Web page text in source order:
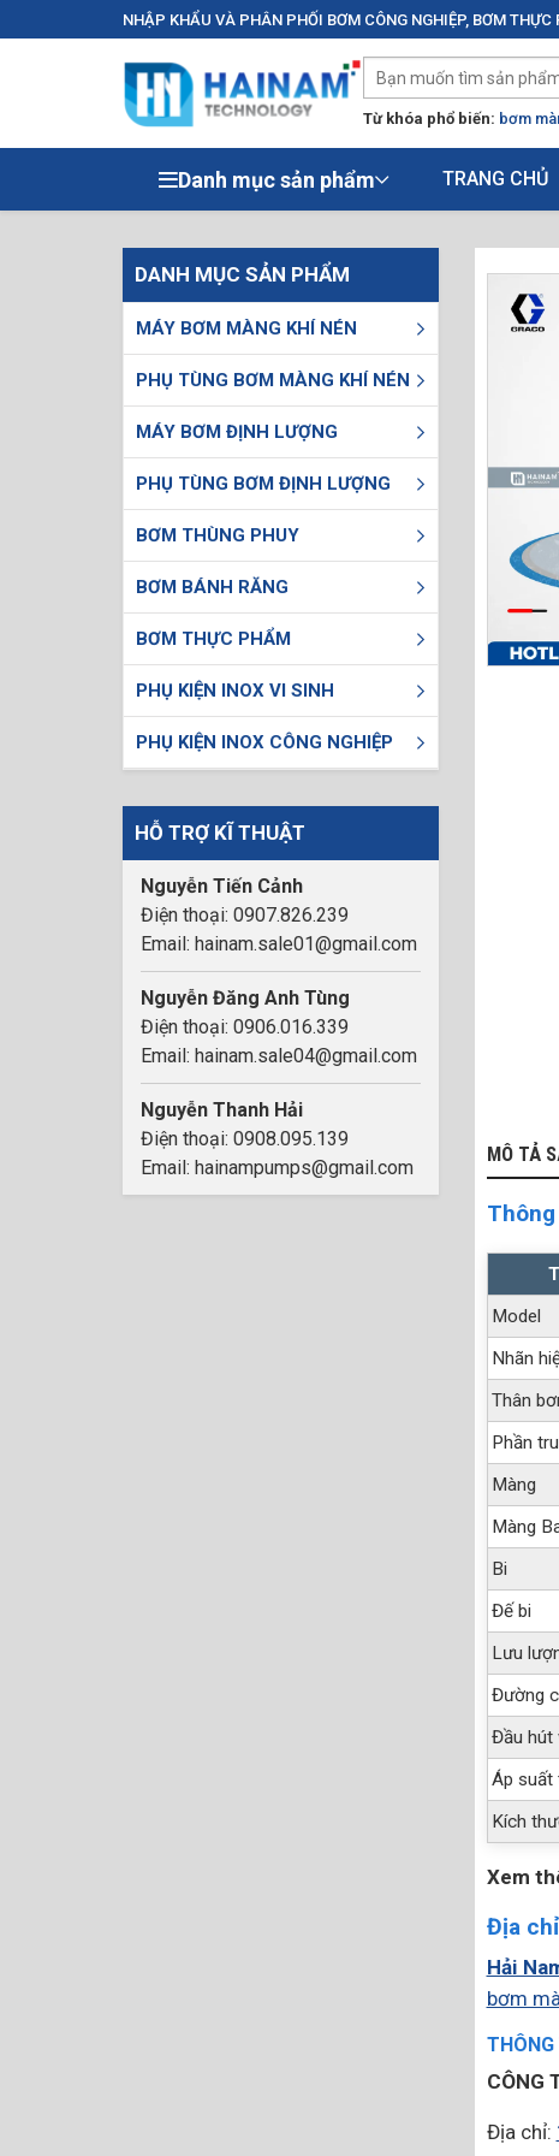
NHẬP KHẨU VÀ PHÂN PHỐI BƠM CÔNG NGHIỆP, BƠM
Từ khóa phổ biến: bơm
Danh mục sản phẩm TRANG CHỦ
DANH MỤC SẢN PHẨM
MÁY BƠM MÀNG KHÍ NÉN
PHỤ TÙNG BƠM MÀNG KHÍ NÉN
MÁY BƠM ĐỊNH LƯỢNG
PHỤ TÙNG BƠM ĐỊNH LƯỢNG
BƠM THÙNG PHUY
BƠM BÁNH RĂNG
BƠM THỰC PHẨM
PHỤ KIỆN INOX VI SINH
PHỤ KIỆN INOX CÔNG NGHIỆP
HỖ TRỢ KĨ THUẬT
Nguyễn Tiến Cảnh
Điện thoại: 0907.826.239
Email: hainam.sale01@gmail.com
Nguyễn Đăng Anh Tùng
Điện thoại: 0906.016.339
Email: hainam.sale04@gmail.com
Nguyễn Thanh Hải
Điện thoại: 0908.095.139
Email: hainampumps@gmail.com
MÔ TẢ
Model
Nhãn
Thân
Phần
Màng
Màng
Bi
Đế bi
Lưu
Đường
Đầu hút
Áp suất
Kích
Xem
Địa
Hải
bơm
THÔNG
CÔNG
Địa chỉ: